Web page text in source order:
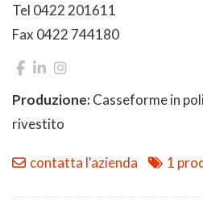
Tel 0422 201611
Fax 0422 744180
Produzione:Casseforme in
rivestito
contatta l'azienda 1